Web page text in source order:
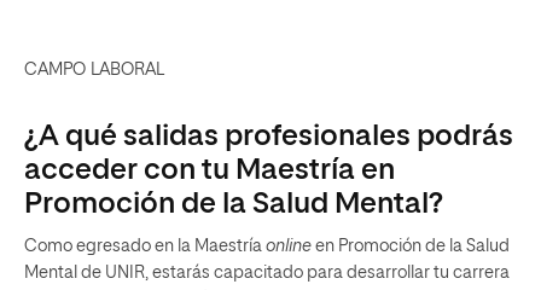
CAMPO LABORAL
¿A qué salidas profesionales podrás
acceder con tu Maestría en
Promoción de la Salud Mental?
Como egresado en la Maestría online en Promoción de la Salud
Mental de UNIR, estarás capacitado para desarrollar tu carrera